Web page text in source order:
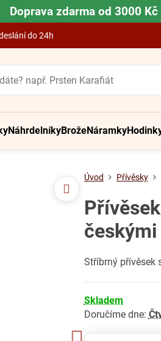
Doprava zdarma od 3000 Kč
do 24h
NáhrdelníkyBrožeNáramky
Úvod Přívěsky
Stříbrný přívěsek
Skladem
Doručíme dne: